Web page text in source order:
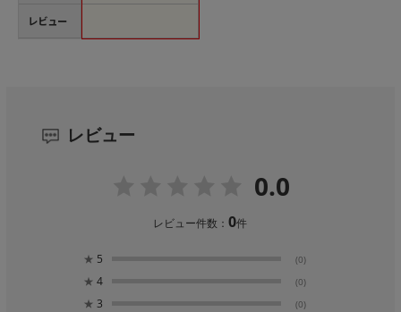
レビュー
レビュー
0.0
レビュー件数：0件
★ 5 (0)
★ 4 (0)
★ 3 (0)